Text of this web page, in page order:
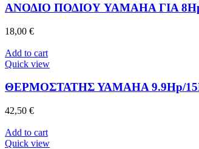
ΑΝΟΔΙΟ ΠΟΔΙΟΥ YAMAHA ΓΙΑ
18,00 €
Add to cart
Quick view
ΘΕΡΜΟΣΤΑΤΗΣ ΥΑΜΑΗΑ 9.9Hp/
42,50 €
Add to cart
Quick view